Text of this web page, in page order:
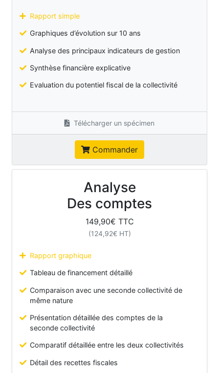
Rapport simple
Graphiques d’évolution sur 10 ans
Analyse des principaux indicateurs de gestion
Synthèse financière explicative
Evaluation du potentiel fiscal de la collectivité
Télécharger un spécimen
Commander
Analyse
Des comptes
149,90€ TTC
(124,92€ HT)
Rapport graphique
Tableau de financement détaillé
Comparaison avec une seconde collectivité de
même nature
Présentation détaillée des comptes de la
seconde collectivité
Comparatif détaillée entre les deux collectivités
Détail des recettes fiscales